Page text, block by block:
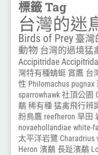
標籤 Tag
台灣的迷
Birds of Prey 臺灣
動物 台灣的過境猛
Accipitridae
灣特有種蜻蜓 賞鷹 台
性 Philomachus pugnax
sparrowhawk 社頂公園
鷸 稀有種 猛禽飛行辨
粉鳥鷹 reefheron 旱田
novaehollandiae white-
太平洋岩鷺 Charadrius
Heron 濱鷸 長趾濱鷸